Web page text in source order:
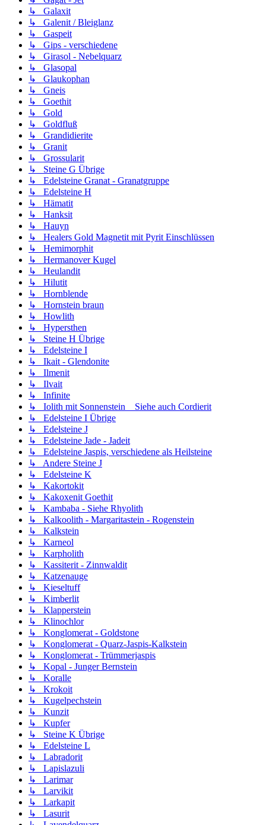
↳ Galaxit
↳ Galenit / Bleiglanz
↳ Gaspeit
↳ Gips - verschiedene
↳ Girasol - Nebelquarz
↳ Glasopal
↳ Glaukophan
↳ Gneis
↳ Goethit
↳ Gold
↳ Goldfluß
↳ Grandidierite
↳ Granit
↳ Grossularit
↳ Steine G Übrige
↳ Edelsteine Granat - Granatgruppe
↳ Edelsteine H
↳ Hämatit
↳ Hanksit
↳ Hauyn
↳ Healers Gold Magnetit mit Pyrit Einschlüssen
↳ Hemimorphit
↳ Hermanover Kugel
↳ Heulandit
↳ Hilutit
↳ Hornblende
↳ Hornstein braun
↳ Howlith
↳ Hypersthen
↳ Steine H Übrige
↳ Edelsteine I
↳ Ikait - Glendonite
↳ Ilmenit
↳ Ilvait
↳ Infinite
↳ Iolith mit Sonnenstein _ Siehe auch Cordierit
↳ Edelsteine I Übrige
↳ Edelsteine J
↳ Edelsteine Jade - Jadeit
↳ Edelsteine Jaspis, verschiedene als Heilsteine
↳ Andere Steine J
↳ Edelsteine K
↳ Kakortokit
↳ Kakoxenit Goethit
↳ Kambaba - Siehe Rhyolith
↳ Kalkoolith - Margaritastein - Rogenstein
↳ Kalkstein
↳ Karneol
↳ Karpholith
↳ Kassiterit - Zinnwaldit
↳ Katzenauge
↳ Kieseltuff
↳ Kimberlit
↳ Klapperstein
↳ Klinochlor
↳ Konglomerat - Goldstone
↳ Konglomerat - Quarz-Jaspis-Kalkstein
↳ Konglomerat - Trümmerjaspis
↳ Kopal - Junger Bernstein
↳ Koralle
↳ Krokoit
↳ Kugelpechstein
↳ Kunzit
↳ Kupfer
↳ Steine K Übrige
↳ Edelsteine L
↳ Labradorit
↳ Lapislazuli
↳ Larimar
↳ Larvikit
↳ Larkapit
↳ Lasurit